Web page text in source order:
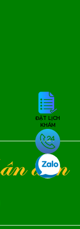
ĐẶT LỊCH
KHÁM